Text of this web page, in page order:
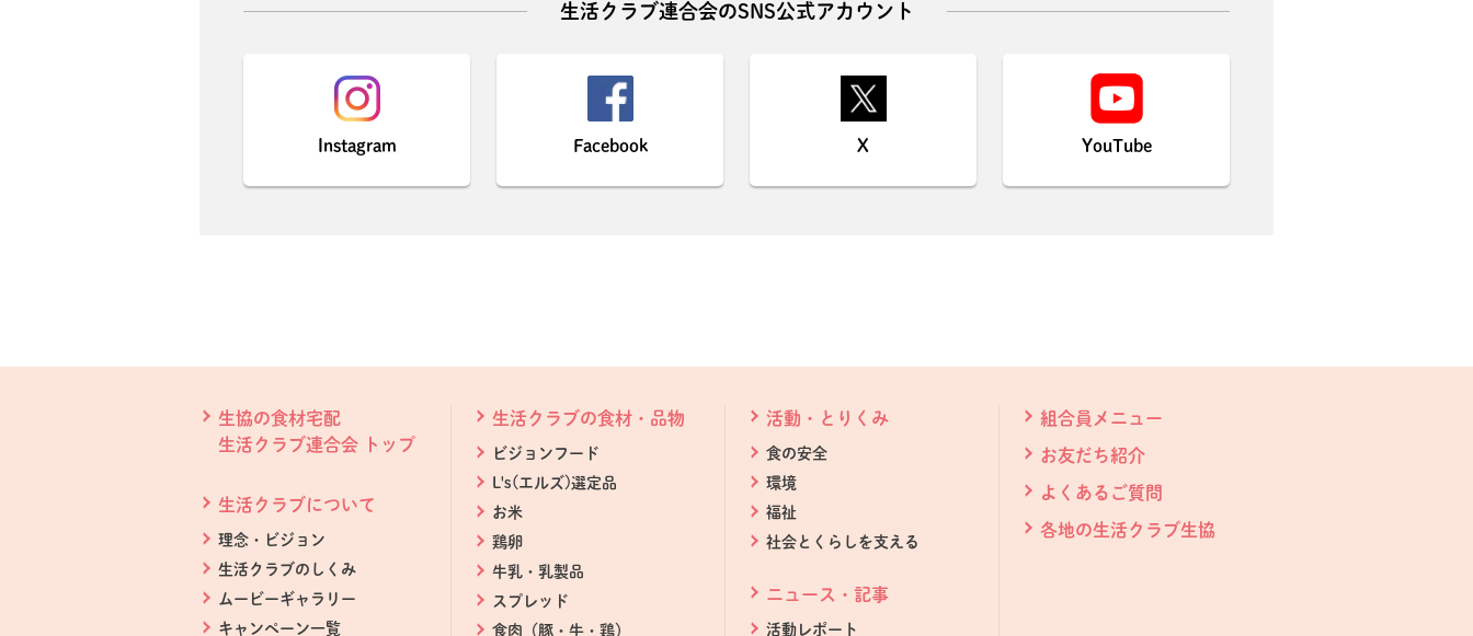
生活クラブ連合会のSNS公式アカウント
Instagram Facebook X YouTube
生協の食材宅配
生活クラブ連合会 トップ
生活クラブについて
理念・ビジョン
生活クラブのしくみ
ムービーギャラリー
キャンペーン一覧
生活クラブの食材・品物
ビジョンフード
L's(エルズ)選定品
お米
鶏卵
牛乳・乳製品
スプレッド
食肉（豚・牛・鶏）
活動・とりくみ
食の安全
環境
福祉
社会とくらしを支える
ニュース・記事
活動レポート
組合員メニュー
お友だち紹介
よくあるご質問
各地の生活クラブ生協